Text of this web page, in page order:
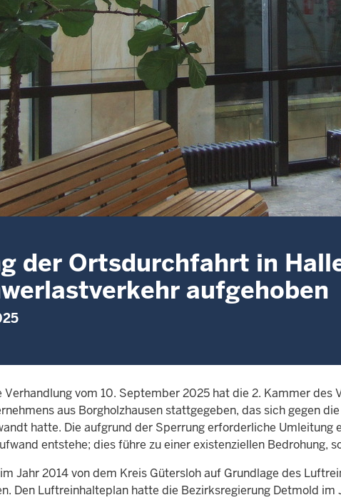
der Ortsdurchfahrt in
aufgehoben
vom 10. September 2025 hat die 2. Kammer des
aus Borgholzhausen stattgegeben, das sich gegen
hatte. Die aufgrund der Sperrung erforderliche Umleitung
entstehe; dies führe zu einer existenziellen Bedrohung,
Jahr 2014 von dem Kreis Gütersloh auf Grundlage des
Den Luftreinhalteplan hatte die Bezirksregierung Detmold